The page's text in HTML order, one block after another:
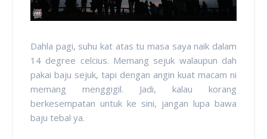
Dahla pagi, suhu kat atas tu masa saya naik dalam
14 degree celcius. Memang sejuk walaupun dah
pakai baju sejuk, tapi dengan angin kuat macam ni
memang menggigil. Jadi, kalau korang
berkesempatan untuk ke sini, jangan lupa bawa
baju tebal ya.